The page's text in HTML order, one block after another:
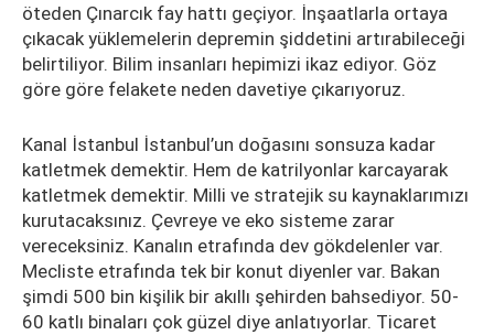
öteden Çınarcık fay hattı geçiyor. İnşaatlarla ortaya
çıkacak yüklemelerin depremin şiddetini artırabileceği
belirtiliyor. Bilim insanları hepimizi ikaz ediyor. Göz
göre göre felakete neden davetiye çıkarıyoruz.
Kanal İstanbul İstanbul’un doğasını sonsuza kadar
katletmek demektir. Hem de katrilyonlar karcayarak
katletmek demektir. Milli ve stratejik su kaynaklarımızı
kurutacaksınız. Çevreye ve eko sisteme zarar
vereceksiniz. Kanalın etrafında dev gökdelenler var.
Mecliste etrafında tek bir konut diyenler var. Bakan
şimdi 500 bin kişilik bir akıllı şehirden bahsediyor. 50-
60 katlı binaları çok güzel diye anlatıyorlar. Ticaret